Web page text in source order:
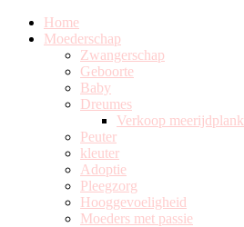
Home
Moederschap
Zwangerschap
Geboorte
Baby
Dreumes
Verkoop meerijdplank
Peuter
kleuter
Adoptie
Pleegzorg
Hooggevoeligheid
Moeders met passie